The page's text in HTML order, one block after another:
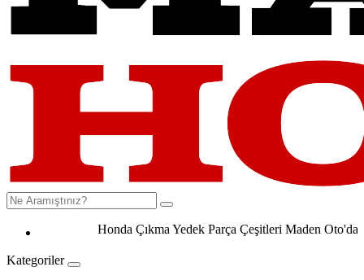
Honda Çıkma Yedek Parça Çeşitleri Maden Oto'da
Kategoriler